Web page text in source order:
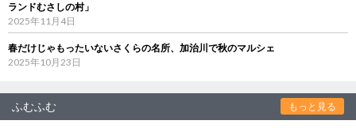
ランドむさしの村」
2025年11月4日
春だけじゃもったいないさくらの名所、加治川で秋のマルシェ
2025年10月23日
ふむふむ もっと見る